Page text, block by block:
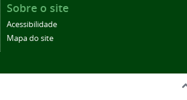
Sobre o site
Acessibilidade
Mapa do site